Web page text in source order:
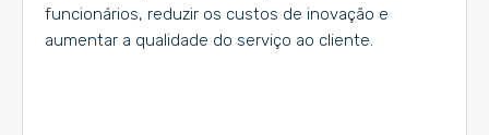
funcionários, reduzir os custos de inovação e
aumentar a qualidade do serviço ao cliente.